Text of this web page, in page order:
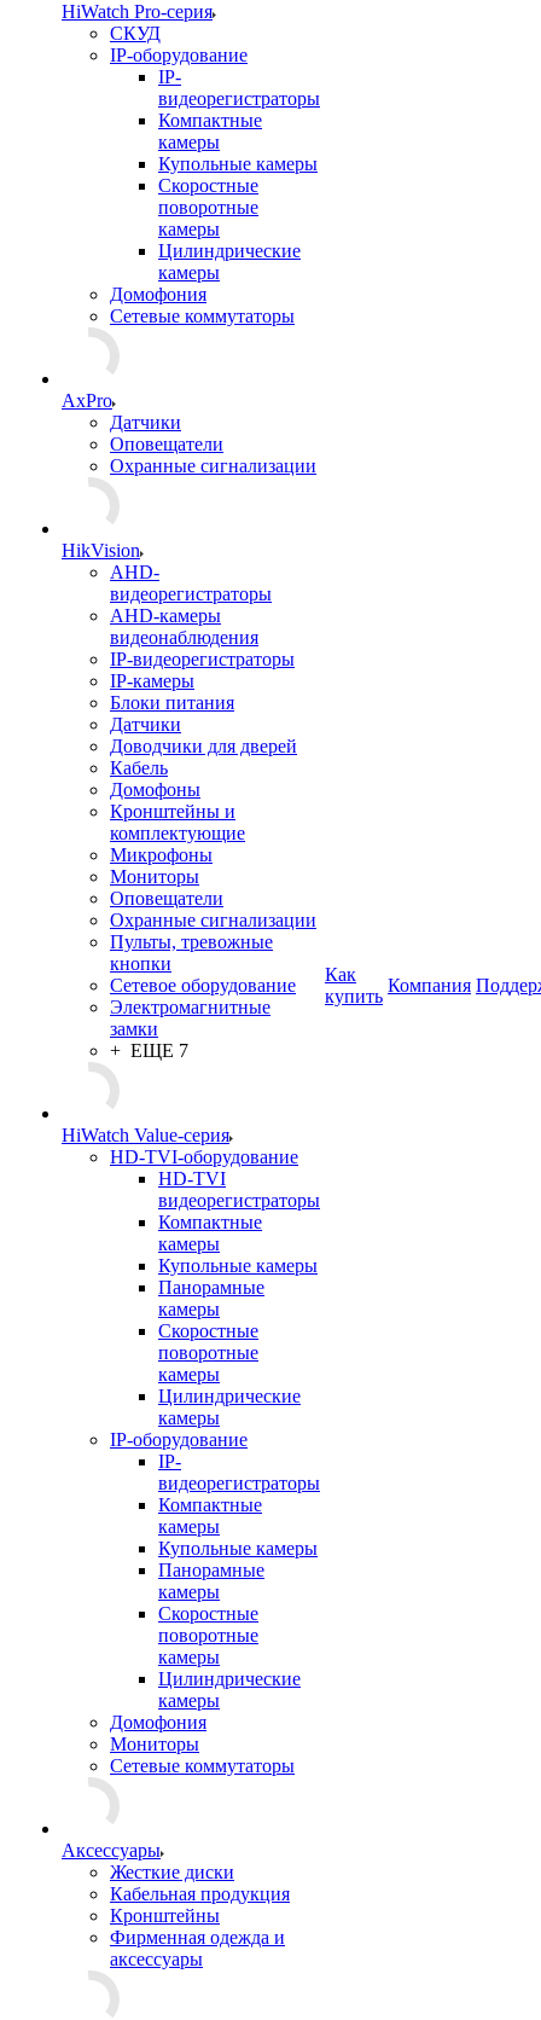
HiWatch Pro-серия
CКУД
IP-оборудование
IP-
видеорегистраторы
Компактные
камеры
Купольные камеры
Скоростные
поворотные
камеры
Цилиндрические
камеры
Домофония
Сетевые коммутаторы
AxPro
Датчики
Оповещатели
Охранные сигнализации
HikVision
AHD-
видеорегистраторы
AHD-камеры
видеонаблюдения
IP-видеорегистраторы
IP-камеры
Блоки питания
Датчики
Доводчики для дверей
Кабель
Домофоны
Кронштейны и
комплектующие
Микрофоны
Мониторы
Оповещатели
Охранные сигнализации
Пульты, тревожные
кнопки
Сетевое оборудование
Электромагнитные
замки
+ ЕЩЕ 7
HiWatch Value-серия
HD-TVI-оборудование
HD-TVI
видеорегистраторы
Компактные
камеры
Купольные камеры
Панорамные
камеры
Скоростные
поворотные
камеры
Цилиндрические
камеры
IP-оборудование
IP-
видеорегистраторы
Компактные
камеры
Купольные камеры
Панорамные
камеры
Скоростные
поворотные
камеры
Цилиндрические
камеры
Домофония
Мониторы
Сетевые коммутаторы
Аксессуары
Жесткие диски
Кабельная продукция
Кронштейны
Фирменная одежда и
аксессуары
Как
купить
Компания